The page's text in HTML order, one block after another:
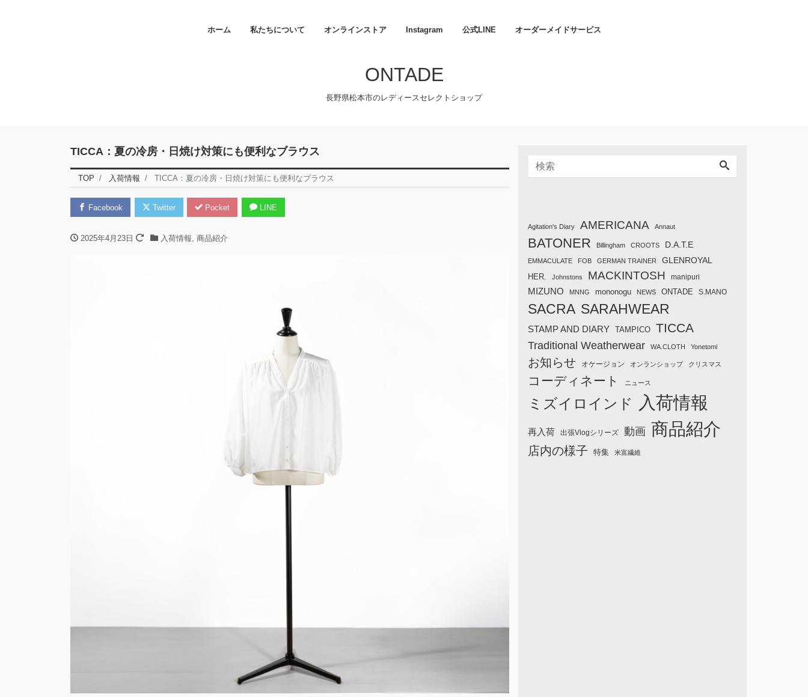
ホーム 私たちについて オンラインストア Instagram 公式LINE オーダーメイドサービス
ONTADE
長野県松本市のレディースセレクトショップ
TICCA：夏の冷房・日焼け対策にも便利なブラウス
TOP 入荷情報 TICCA：夏の冷房・日焼け対策にも便利なブラウス
Facebook Twitter Pocket LINE
2025年4月23日 入荷情報 商品紹介
Agitation's Diary AMERICANA Annaut
BATONER Billingham CROOTS D.A.T.E
EMMACULATE FOB GERMAN TRAINER GLENROYAL
HER. Johnstons MACKINTOSH manipuri
MIZUNO MNNG mononogu NEWS ONTADE S.MANO
SACRA SARAHWEAR
STAMP AND DIARY TAMPICO TICCA
Traditional Weatherwear WA.CLOTH Yonetomi
お知らせ オケージョン オンランショップ クリスマス
コーディネート ニュース
ミズイロインド 入荷情報
再入荷 出張Vlogシリーズ 動画 商品紹介
店内の様子 特集 米富繊維